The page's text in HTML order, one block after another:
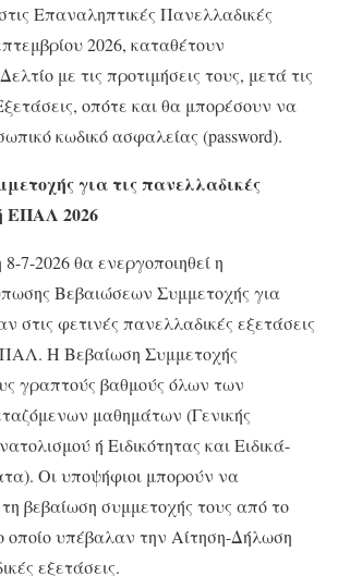
Επαναληπτικές Πανελλαδικές
2026, καταθέτουν
με τις προτιμήσεις τους, μετά τις
οπότε και θα μπορέσουν να
κωδικό ασφαλείας (password).
για τις πανελλαδικές
ΕΠΑΛ 2026
7-2026 θα ενεργοποιηθεί η
Βεβαιώσεων Συμμετοχής για
στις φετινές πανελλαδικές εξετάσεις
Η Βεβαίωση Συμμετοχής
γραπτούς βαθμούς όλων των
μαθημάτων (Γενικής
ή Ειδικότητας και Ειδικά-
Οι υποψήφιοι μπορούν να
βεβαίωση συμμετοχής τους από το
υπέβαλαν την Αίτηση-Δήλωση
εξετάσεις.